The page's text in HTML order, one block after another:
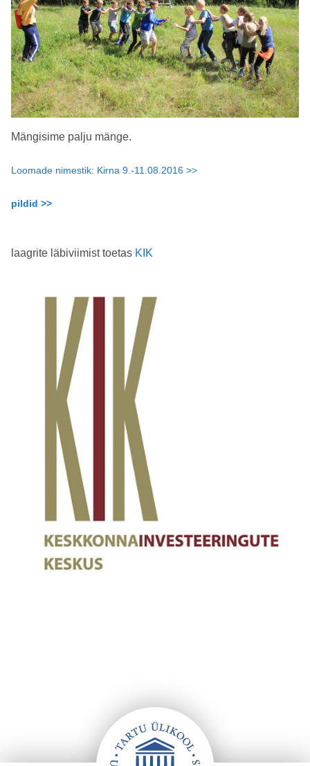
Mängisime palju mänge.
Loomade nimestik: Kirna 9.-11.08.2016 >>
pildid >>
laagrite läbiviimist toetas KIK